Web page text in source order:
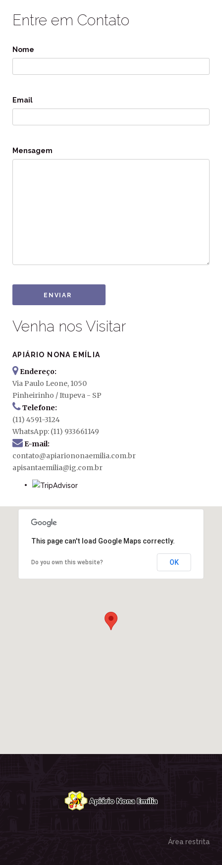
Entre em Contato
Nome
Email
Mensagem
ENVIAR
Venha nos Visitar
APIÁRIO NONA EMÍLIA
Endereço:
Via Paulo Leone, 1050
Pinheirinho / Itupeva - SP
Telefone:
(11) 4591-3124
WhatsApp: (11) 933661149
E-mail:
contato@apiariononaemilia.com.br
apisantaemilia@ig.com.br
This page can't load Google Maps correctly.
Do you own this website? OK
Área restrita